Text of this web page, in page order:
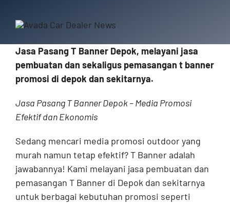
Contact
Jasa Pasang T Banner Depok, melayani jasa
pembuatan dan sekaligus pemasangan t banner
promosi di depok dan sekitarnya.
Jasa Pasang T Banner Depok – Media Promosi
Efektif dan Ekonomis
Sedang mencari media promosi outdoor yang
murah namun tetap efektif? T Banner adalah
jawabannya! Kami melayani jasa pembuatan dan
pemasangan T Banner di Depok dan sekitarnya
untuk berbagai kebutuhan promosi seperti